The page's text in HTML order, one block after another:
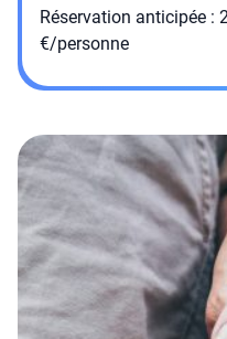
Réservation anticipée :
€/personne